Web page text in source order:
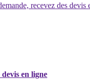
recevez des devis
en ligne